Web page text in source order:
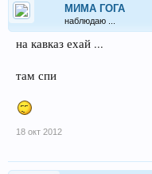
МИМА ГОГА
наблюдаю ...
на кавказ ехай ...
там спи
18 окт 2012